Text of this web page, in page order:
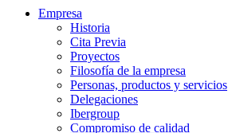
Empresa
Historia
Cita Previa
Proyectos
Filosofía de la empresa
Personas, productos y servicios
Delegaciones
Ibergroup
Compromiso de calidad